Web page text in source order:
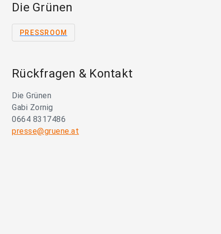
Die Grünen
PRESSROOM
Rückfragen & Kontakt
Die Grünen
Gabi Zornig
0664 8317486
presse@gruene.at